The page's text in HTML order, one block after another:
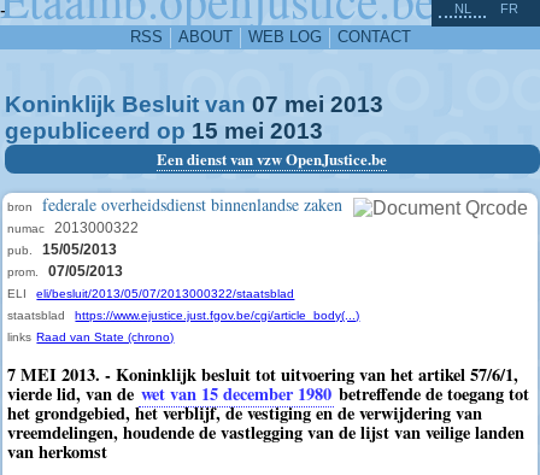
-
RSS ABOUT WEB LOG CONTACT
NL FR
Koninklijk Besluit van 07 mei 2013
gepubliceerd op 15 mei 2013
Een dienst van vzw OpenJustice.be
bron federale overheidsdienst binnenlandse zaken
numac 2013000322
pub. 15/05/2013
prom. 07/05/2013
ELI
eli/besluit/2013/05/07/2013000322/staatsblad
staatsblad
https://www.ejustice.just.fgov.be/cgi/article_body(...)
links Raad van State (chrono)
7 MEI 2013. - Koninklijk besluit tot uitvoering van het artikel 57/6/1,
vierde lid, van de wet van 15 december 1980 betreffende de toegang tot
het grondgebied, het verblijf, de vestiging en de verwijdering van
vreemdelingen, houdende de vastlegging van de lijst van veilige landen
van herkomst
^